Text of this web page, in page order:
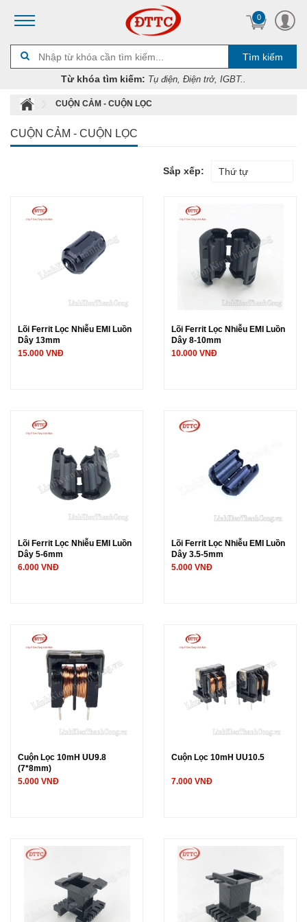
0
Tìm kiếm
Từ khóa tìm kiếm: Tụ điện, Điện trở, IGBT..
CUỘN CẢM - CUỘN LỌC
CUỘN CẢM - CUỘN LỌC
Sắp xếp: Thứ tự
Lõi Ferrit Lọc Nhiễu EMI Luồn
Dây 13mm
15.000 VNĐ
Lõi Ferrit Lọc Nhiễu EMI Luồn
Dây 8-10mm
10.000 VNĐ
Lõi Ferrit Lọc Nhiễu EMI Luồn
Dây 5-6mm
6.000 VNĐ
Lõi Ferrit Lọc Nhiễu EMI Luồn
Dây 3.5-5mm
5.000 VNĐ
Cuộn Lọc 10mH UU9.8
(7*8mm)
5.000 VNĐ
Cuộn Lọc 10mH UU10.5
7.000 VNĐ